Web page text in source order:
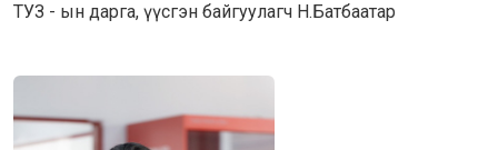
ТУЗ - ын дарга, үүсгэн байгуулагч Н.Батбаатар